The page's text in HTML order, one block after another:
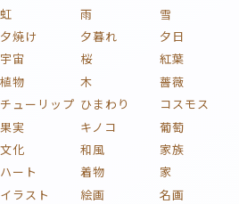
虹
雨 雪
夕焼け
夕暮れ 夕日
宇宙
桜 紅葉
植物
木 薔薇
チューリップ ひまわり コスモス
果実
キノコ 葡萄
文化
和風 家族
ハート
着物 家
イラスト
絵画 名画